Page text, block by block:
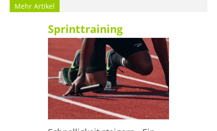
Atomic, Asics, Fila, Polar, Uvex, Uhlsport, Kempa, Reebok,
Odlo, Nike, Puma und Leki
Unnaer Str. 21 58636 Iserlohn
02371 28177
Mehr Artikel
Sprinttraining